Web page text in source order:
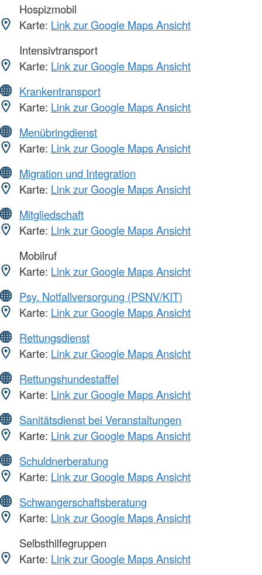
Hospizmobil
Karte: Link zur Google Maps Ansicht
Intensivtransport
Karte: Link zur Google Maps Ansicht
Krankentransport
Karte: Link zur Google Maps Ansicht
Menübringdienst
Karte: Link zur Google Maps Ansicht
Migration und Integration
Karte: Link zur Google Maps Ansicht
Mitgliedschaft
Karte: Link zur Google Maps Ansicht
Mobilruf
Karte: Link zur Google Maps Ansicht
Psy. Notfallversorgung (PSNV/KIT)
Karte: Link zur Google Maps Ansicht
Rettungsdienst
Karte: Link zur Google Maps Ansicht
Rettungshundestaffel
Karte: Link zur Google Maps Ansicht
Sanitätsdienst bei Veranstaltungen
Karte: Link zur Google Maps Ansicht
Schuldnerberatung
Karte: Link zur Google Maps Ansicht
Schwangerschaftsberatung
Karte: Link zur Google Maps Ansicht
Selbsthilfegruppen
Karte: Link zur Google Maps Ansicht